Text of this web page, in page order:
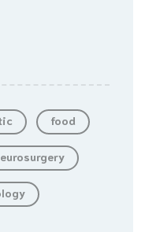
food